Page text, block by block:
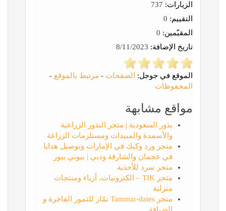
الزيارات:
التقييم:
المقيّمين:
تاريخ الإضافة:
الموقع في جوجل: الصفحات - مرتبط بالموقع -
المحفوظات
مواقع مشابهة
بذور السعودية | متجر البذور الزراعية
والأسمدة والمبيدات ومستلزمات الزراعة
متجر ورد وكيك في الإمارات وتوصيل هدايا
في عجمان والشارقة ودبي | بيوني بيور
متجر سرد للأحذية
متجر TIK – الكترونيات، أزياء ومنتجات
منزلية
متجر Tammar-dates تمّار للتمور الفاخرة و